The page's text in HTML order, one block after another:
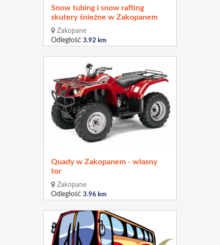
Snow tubing i snow rafting
skutery śnieżne w Zakopanem
Zakopane
Odległość 3.92 km
Quady w Zakopanem - własny
tor
Zakopane
Odległość 3.96 km